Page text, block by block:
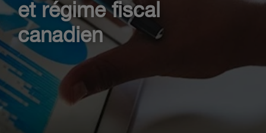
et régime fiscal
canadien